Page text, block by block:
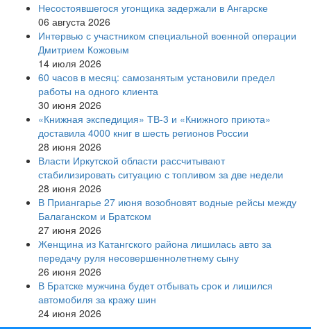
Несостоявшегося угонщика задержали в Ангарске
06 августа 2026
Интервью с участником специальной военной операции
Дмитрием Кожовым
14 июля 2026
60 часов в месяц: самозанятым установили предел
работы на одного клиента
30 июня 2026
«Книжная экспедиция» ТВ-3 и «Книжного приюта»
доставила 4000 книг в шесть регионов России
28 июня 2026
Власти Иркутской области рассчитывают
стабилизировать ситуацию с топливом за две недели
28 июня 2026
В Приангарье 27 июня возобновят водные рейсы между
Балаганском и Братском
27 июня 2026
Женщина из Катангского района лишилась авто за
передачу руля несовершеннолетнему сыну
26 июня 2026
В Братске мужчина будет отбывать срок и лишился
автомобиля за кражу шин
24 июня 2026